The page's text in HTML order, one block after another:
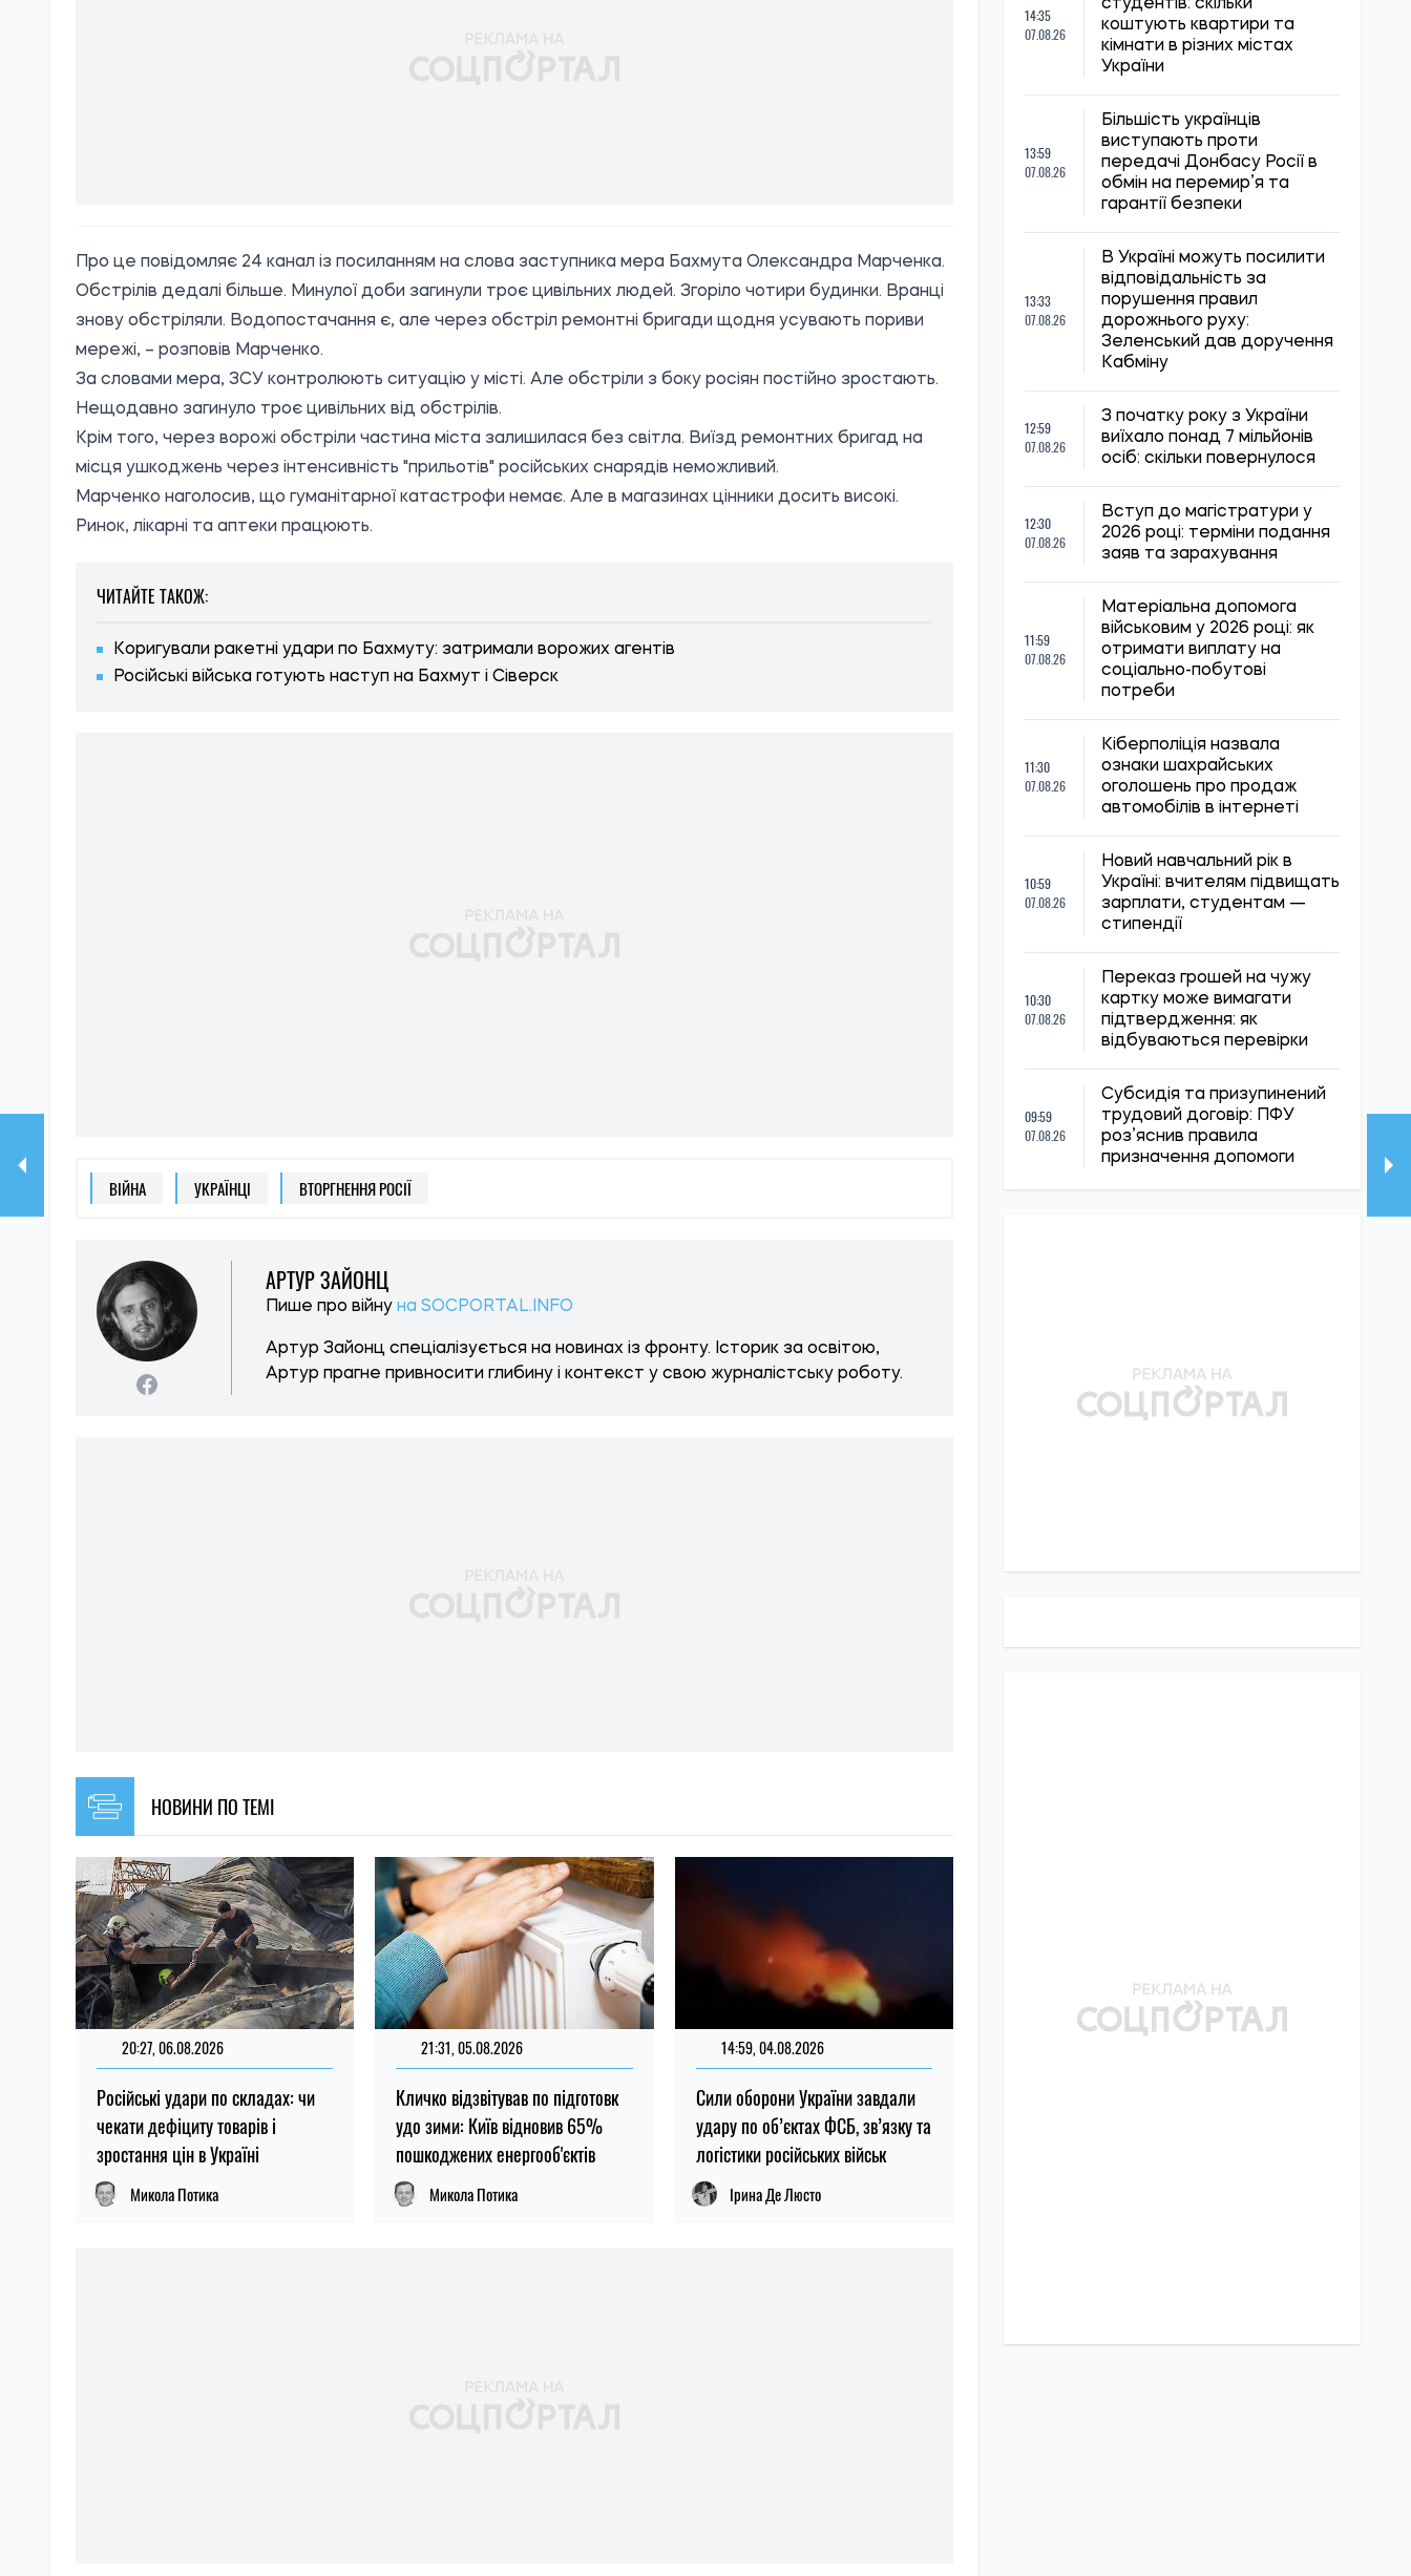
Про це повідомляє 24 канал із посиланням на слова заступника мера Бахмута Олександра Марченка.
Обстрілів дедалі більше. Минулої доби загинули троє цивільних людей. Згоріло чотири будинки. Вранці
знову обстріляли. Водопостачання є, але через обстріл ремонтні бригади щодня усувають пориви
мережі, – розповів Марченко.
За словами мера, ЗСУ контролюють ситуацію у місті. Але обстріли з боку росіян постійно зростають.
Нещодавно загинуло троє цивільних від обстрілів.
Крім того, через ворожі обстріли частина міста залишилася без світла. Виїзд ремонтних бригад на
місця ушкоджень через інтенсивність "прильотів" російських снарядів неможливий.
Марченко наголосив, що гуманітарної катастрофи немає. Але в магазинах цінники досить високі.
Ринок, лікарні та аптеки працюють.
ЧИТАЙТЕ ТАКОЖ:
Коригували ракетні удари по Бахмуту: затримали ворожих агентів
Російські війська готують наступ на Бахмут і Сіверск
ВІЙНА УКРАЇНЦІ ВТОРГНЕННЯ РОСІЇ
АРТУР ЗАЙОНЦ
Пише про війну на SOCPORTAL.INFO
Артур Зайонц спеціалізується на новинах із фронту. Історик за освітою,
Артур прагне привносити глибину і контекст у свою журналістську роботу.
НОВИНИ ПО ТЕМІ
20:27, 06.08.2026
Російські удари по складах: чи
чекати дефіциту товарів і
зростання цін в Україні
Микола Потика
21:31, 05.08.2026
Кличко відзвітував по підготовк
удо зими: Київ відновив 65%
пошкоджених енергооб'єктів
Микола Потика
14:59, 04.08.2026
Сили оборони України завдали
удару по об’єктах ФСБ, зв’язку та
логістики російських військ
Ірина Де Люсто
14:35
07.08.26
студентів: скільки
коштують квартири та
кімнати в різних містах
України
13:59
07.08.26
Більшість українців
виступають проти
передачі Донбасу Росії в
обмін на перемир’я та
гарантії безпеки
13:33
07.08.26
В Україні можуть посилити
відповідальність за
порушення правил
дорожнього руху:
Зеленський дав доручення
Кабміну
12:59
07.08.26
З початку року з України
виїхало понад 7 мільйонів
осіб: скільки повернулося
12:30
07.08.26
Вступ до магістратури у
2026 році: терміни подання
заяв та зарахування
11:59
07.08.26
Матеріальна допомога
військовим у 2026 році: як
отримати виплату на
соціально-побутові
потреби
11:30
07.08.26
Кіберполіція назвала
ознаки шахрайських
оголошень про продаж
автомобілів в інтернеті
10:59
07.08.26
Новий навчальний рік в
Україні: вчителям підвищать
зарплати, студентам —
стипендії
10:30
07.08.26
Переказ грошей на чужу
картку може вимагати
підтвердження: як
відбуваються перевірки
09:59
07.08.26
Субсидія та призупинений
трудовий договір: ПФУ
роз’яснив правила
призначення допомоги